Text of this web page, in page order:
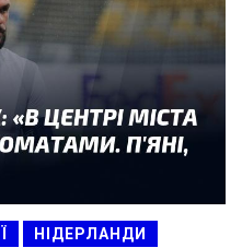
НІДЕРЛАНДИ